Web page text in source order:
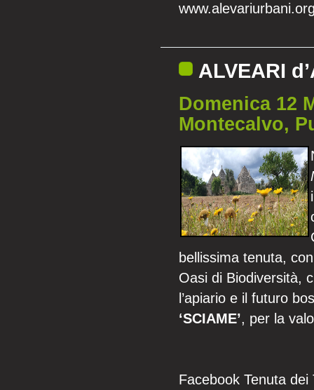
ALVEARI
Domenica 12
Montecalvo,
bellissima tenuta,
Oasi di Biodiversità,
l’apiario e il futuro
‘SCIAME’, per la
Facebook Tenuta